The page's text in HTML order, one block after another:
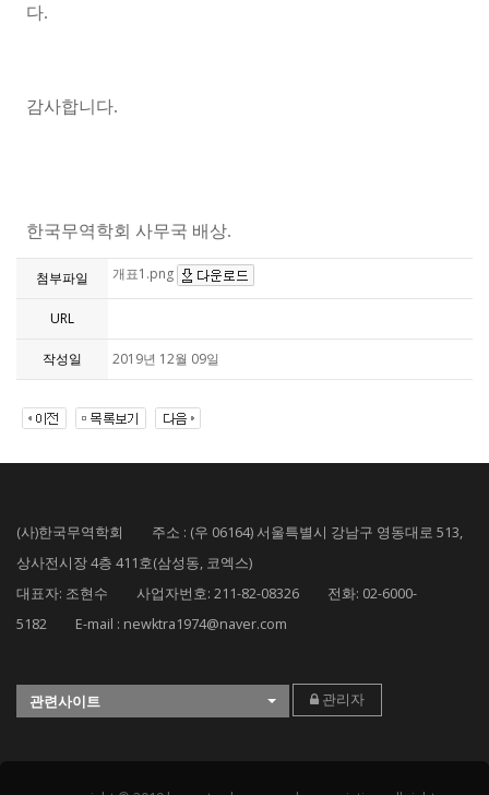
다.
감사합니다.
한국무역학회 사무국 배상.
첨부파일 개표1.png
URL
작성일 2019년 12월 09일
(사)한국무역학회 주소 : (우 06164) 서울특별시 강남구 영동대로 513,
상사전시장 4층 411호(삼성동, 코엑스)
대표자: 조현수 사업자번호: 211-82-08326 전화: 02-6000-
5182 E-mail : newktra1974@naver.com
관련사이트 관리자